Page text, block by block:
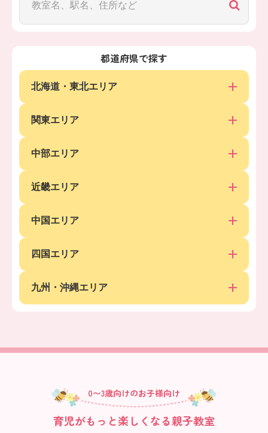
都道府県で探す
北海道・東北エリア
関東エリア
中部エリア
近畿エリア
中国エリア
四国エリア
九州・沖縄エリア
0〜3歳向けのお子様向け
育児がもっと楽しくなる親子教室